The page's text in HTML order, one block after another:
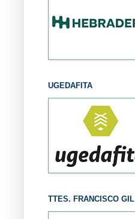
UGEDAFITA
TTES. FRANCISCO GIL